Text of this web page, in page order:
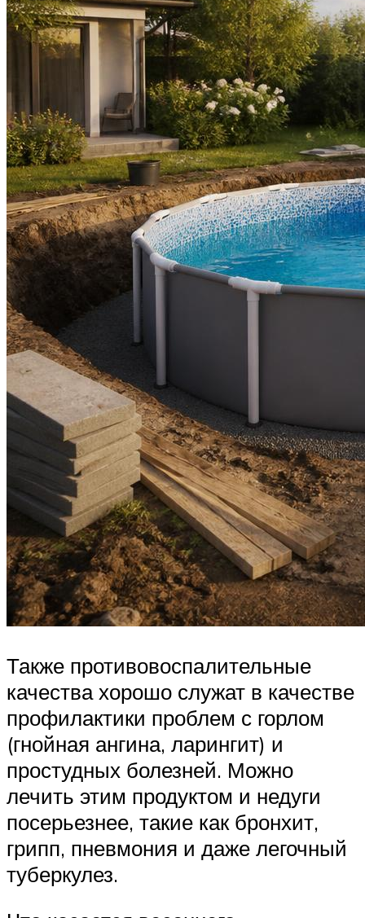
Также противовоспалительные
качества хорошо служат в качестве
профилактики проблем с горлом
(гнойная ангина, ларингит) и
простудных болезней. Можно
лечить этим продуктом и недуги
посерьезнее, такие как бронхит,
грипп, пневмония и даже легочный
туберкулез.